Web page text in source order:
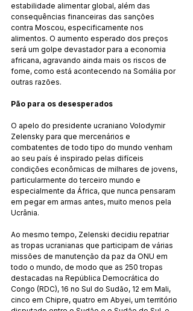
estabilidade alimentar global, além das
consequências financeiras das sanções
contra Moscou, especificamente nos
alimentos. O aumento esperado dos preços
será um golpe devastador para a economia
africana, agravando ainda mais os riscos de
fome, como está acontecendo na Somália por
outras razões.
Pão para os desesperados
O apelo do presidente ucraniano Volodymir
Zelensky para que mercenários e
combatentes de todo tipo do mundo venham
ao seu país é inspirado pelas difíceis
condições econômicas de milhares de jovens,
particularmente do terceiro mundo e
especialmente da África, que nunca pensaram
em pegar em armas antes, muito menos pela
Ucrânia.
Ao mesmo tempo, Zelenski decidiu repatriar
as tropas ucranianas que participam de várias
missões de manutenção da paz da ONU em
todo o mundo, de modo que as 250 tropas
destacadas na República Democrática do
Congo (RDC), 16 no Sul do Sudão, 12 em Mali,
cinco em Chipre, quatro em Abyei, um território